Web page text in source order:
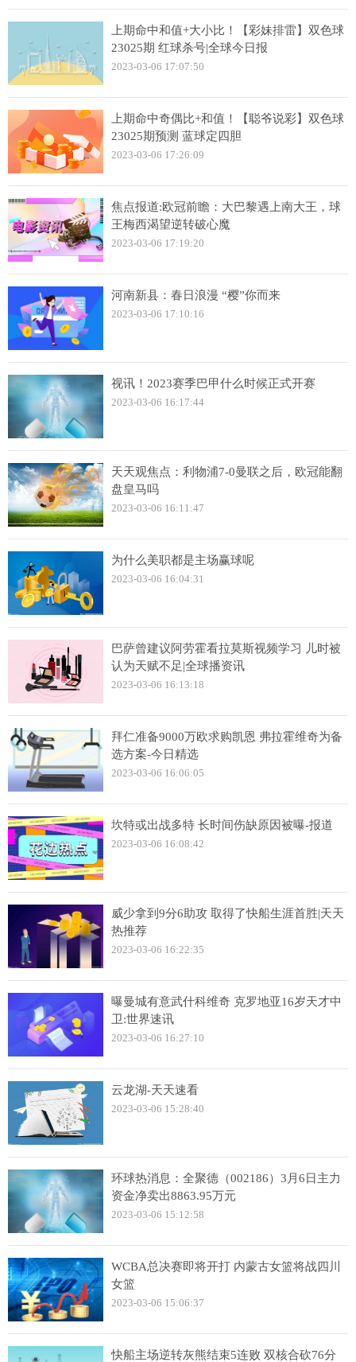
上期命中和值+大小比！【彩妹排雷】双色球
23025期 红球杀号|全球今日报
2023-03-06 17:07:50
上期命中奇偶比+和值！【聪爷说彩】双色球
23025期预测 蓝球定四胆
2023-03-06 17:26:09
焦点报道:欧冠前瞻：大巴黎遇上南大王，球
王梅西渴望逆转破心魔
2023-03-06 17:19:20
河南新县：春日浪漫 “樱”你而来
2023-03-06 17:10:16
视讯！2023赛季巴甲什么时候正式开赛
2023-03-06 16:17:44
天天观焦点：利物浦7-0曼联之后，欧冠能翻
盘皇马吗
2023-03-06 16:11:47
为什么美职都是主场赢球呢
2023-03-06 16:04:31
巴萨曾建议阿劳霍看拉莫斯视频学习 儿时被
认为天赋不足|全球播资讯
2023-03-06 16:13:18
拜仁准备9000万欧求购凯恩 弗拉霍维奇为备
选方案-今日精选
2023-03-06 16:06:05
坎特或出战多特 长时间伤缺原因被曝-报道
2023-03-06 16:08:42
威少拿到9分6助攻 取得了快船生涯首胜|天天
热推荐
2023-03-06 16:22:35
曝曼城有意武什科维奇 克罗地亚16岁天才中
卫:世界速讯
2023-03-06 16:27:10
云龙湖-天天速看
2023-03-06 15:28:40
环球热消息：全聚德（002186）3月6日主力
资金净卖出8863.95万元
2023-03-06 15:12:58
WCBA总决赛即将开打 内蒙古女篮将战四川
女篮
2023-03-06 15:06:37
快船主场逆转灰熊结束5连败 双核合砍76分